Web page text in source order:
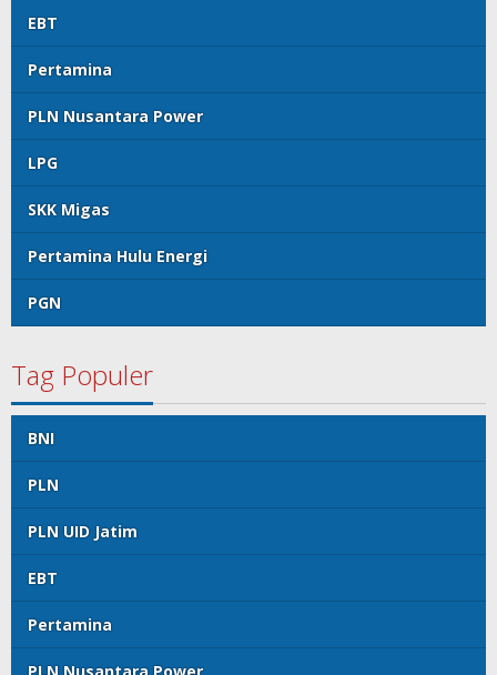
EBT
Pertamina
PLN Nusantara Power
LPG
SKK Migas
Pertamina Hulu Energi
PGN
Tag Populer
BNI
PLN
PLN UID Jatim
EBT
Pertamina
PLN Nusantara Power